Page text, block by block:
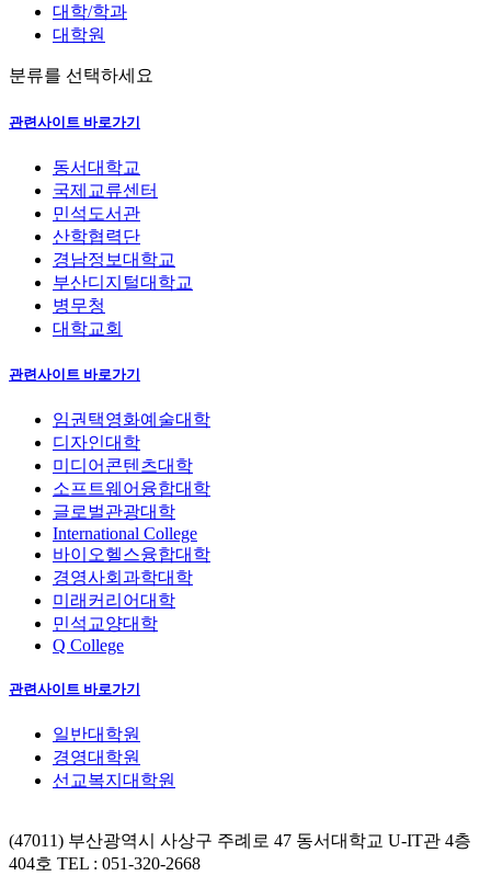
대학/학과
대학원
분류를 선택하세요
관련사이트 바로가기
동서대학교
국제교류센터
민석도서관
산학협력단
경남정보대학교
부산디지털대학교
병무청
대학교회
관련사이트 바로가기
임권택영화예술대학
디자인대학
미디어콘텐츠대학
소프트웨어융합대학
글로벌관광대학
International College
바이오헬스융합대학
경영사회과학대학
미래커리어대학
민석교양대학
Q College
관련사이트 바로가기
일반대학원
경영대학원
선교복지대학원
(47011) 부산광역시 사상구 주례로 47 동서대학교 U-IT관 4층
404호 TEL : 051-320-2668